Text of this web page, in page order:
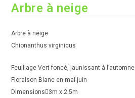
Arbre à neige
Arbre à neige
Chionanthus virginicus
Feuillage Vert foncé, jaunissant à l’automne
Floraison Blanc en mai-juin
Dimensions3m x 2.5m